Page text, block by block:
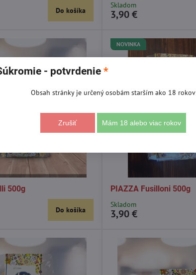
Do košíka
Skladom
3,90 €
500g
Do košíka
NOVINKA
PIAZZA Fusilloni 500g
Skladom
3,90 €
- potvrdenie *
Obsah stránky je určený osobám starším ako 18 rokov
Zrušiť Mám 18 alebo viac rokov